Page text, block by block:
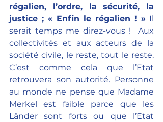
régalien, l’ordre, la sécurité, la
justice ; « Enfin le régalien ! » Il
serait temps me direz-vous !  Aux
collectivités et aux acteurs de la
société civile, le reste, tout le reste.
C’est comme cela que l’Etat
retrouvera son autorité. Personne
au monde ne pense que Madame
Merkel est faible parce que les
Länder sont forts ou que l’Etat